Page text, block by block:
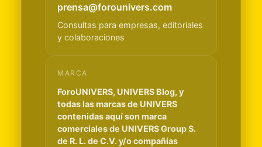
prensa@forounivers.com
Consultas para empresas, editoriales
y colaboraciones
MARCA
ForoUNIVERS, UNIVERS Blog, y
todas las marcas de UNIVERS
contenidas aquí son marca
comerciales de UNIVERS Group S.
de R. L. de C.V. y/o compañías